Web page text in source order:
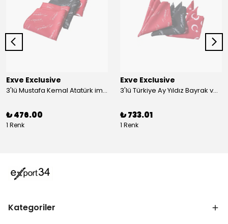
Exve Exclusive
3'lü Mustafa Kemal Atatürk imzalı ve Türkiye Ay Yıldız Bayraklı Kadın Fular Seti
₺ 476.00
1 Renk
Exve Exclusive
3'lü Türkiye Ay Yıldız Bayrak ve Mustafa Kemal Atatürk imzalı Kırmızı Siyah Yaka Mendili Seti
₺ 733.01
1 Renk
Kategoriler